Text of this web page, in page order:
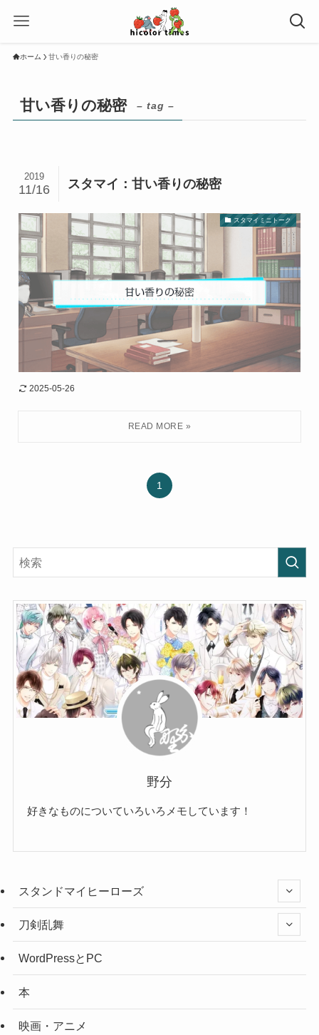
ホーム 甘い香りの秘密
甘い香りの秘密 – tag –
スタマイ：甘い香りの秘密
2019
11/16
スタマイミニトーク
2025-05-26
1
野分
好きなものについていろいろメモしています！
スタンドマイヒーローズ
刀剣乱舞
WordPressとPC
本
映画・アニメ